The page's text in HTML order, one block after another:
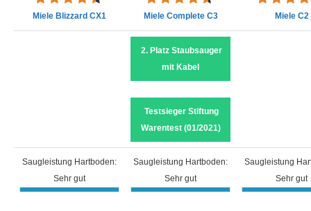
Nur Grundausstattung
Nur Grundausstattung, besondere Farbe
Besonders leise
Kabellänge (m) 8.5
Mit/Ohne Beutel Mit Beutel
890
Saugstufen
Filter HEPA
Miele Blizzard CX1 Miele Complete C3 Miele C2
2. Platz Staubsauger
mit Kabel
Testsieger Stiftung
Warentest (01/2021)
Saugleistung Hartboden:
Sehr gut
Saugleistung Hartboden:
Sehr gut
Saugleistung
Sehr gut